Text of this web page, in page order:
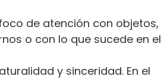
de atención con objetos,
o con lo que sucede en el
y sinceridad. En el